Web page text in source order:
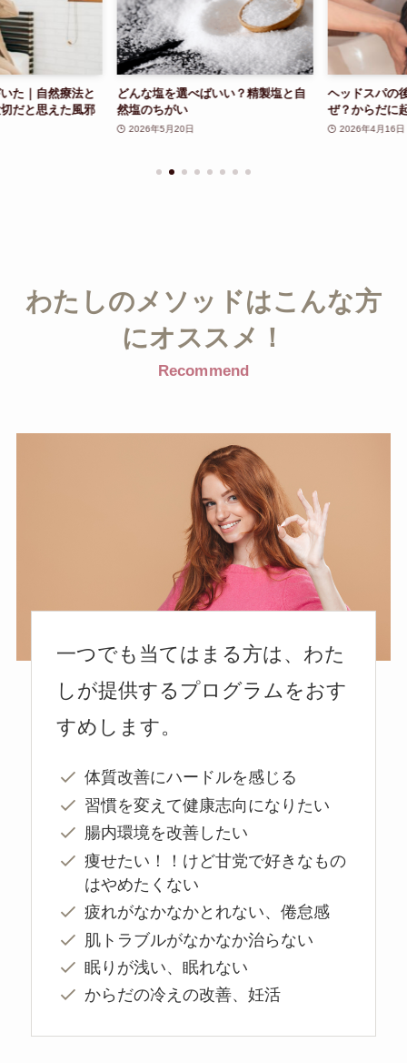
｜自然療法と
と思えた風邪
どんな塩を選べばいい？精製塩と自
然塩のちがい
2026年5月20日
ヘッドスパの後
ぜ？からだに起
2026年4月16日
わたしのメソッドはこんな方
にオススメ！
Recommend
一つでも当てはまる方は、わた
しが提供するプログラムをおす
すめします。
体質改善にハードルを感じる
習慣を変えて健康志向になりたい
腸内環境を改善したい
痩せたい！！けど甘党で好きなもの
はやめたくない
疲れがなかなかとれない、倦怠感
肌トラブルがなかなか治らない
眠りが浅い、眠れない
からだの冷えの改善、妊活